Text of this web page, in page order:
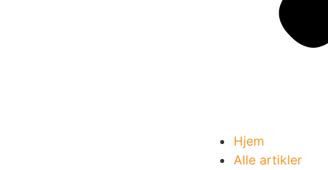
Hjem
Alle artikler